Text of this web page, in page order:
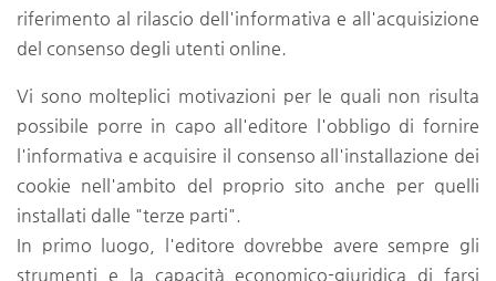
riferimento al rilascio dell'informativa e all'acquisizione
del consenso degli utenti online.
Vi sono molteplici motivazioni per le quali non risulta
possibile porre in capo all'editore l'obbligo di fornire
l'informativa e acquisire il consenso all'installazione dei
cookie nell'ambito del proprio sito anche per quelli
installati dalle "terze parti".
In primo luogo, l'editore dovrebbe avere sempre gli
strumenti e la capacità economico-giuridica di farsi